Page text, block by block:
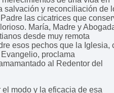
salvación y reconciliación de
las cicatrices que
María, Madre y
desde muy remota
esos pechos que la Iglesia,
proclama
al Redentor del
modo y la eficacia de esa